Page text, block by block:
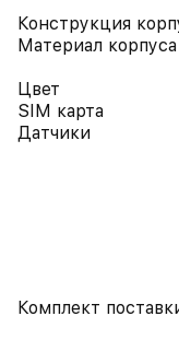
Конструкция
Материал корпуса
Цвет
SIM карта
Датчики
Комплект